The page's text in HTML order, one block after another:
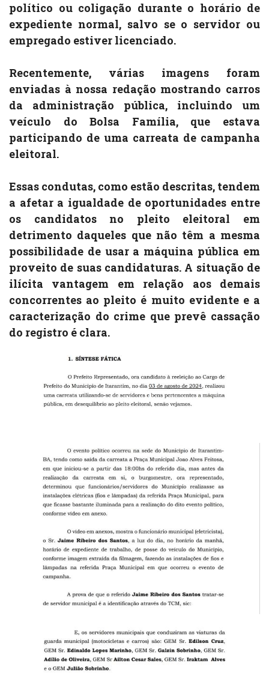
político ou coligação durante o horário de
expediente normal, salvo se o servidor ou
empregado estiver licenciado.
Recentemente, várias imagens foram
enviadas à nossa redação mostrando carros
da administração pública, incluindo um
veículo do Bolsa Família, que estava
participando de uma carreata de campanha
eleitoral.
Essas condutas, como estão descritas, tendem
a afetar a igualdade de oportunidades entre
os candidatos no pleito eleitoral em
detrimento daqueles que não têm a mesma
possibilidade de usar a máquina pública em
proveito de suas candidaturas. A situação de
ilícita vantagem em relação aos demais
concorrentes ao pleito é muito evidente e a
caracterização do crime que prevê cassação
do registro é clara.